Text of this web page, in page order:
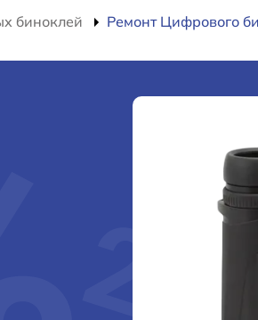
биноклей Ремонт Цифрового